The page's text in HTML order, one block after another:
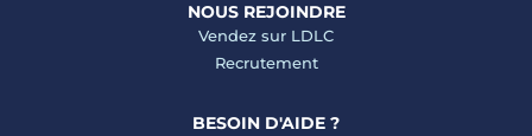
NOUS REJOINDRE
Vendez sur LDLC
Recrutement
BESOIN D'AIDE ?